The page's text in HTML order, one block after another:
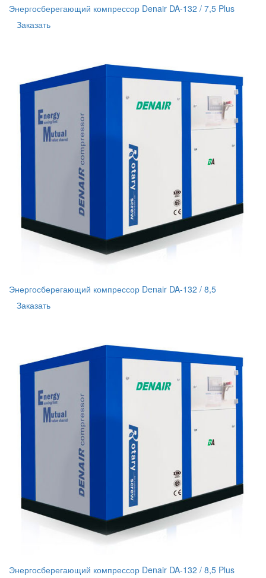
Энергосберегающий компрессор Denair DA-132 / 7,5 Plus
Заказать
Энергосберегающий компрессор Denair DA-132 / 8,5
Заказать
Энергосберегающий компрессор Denair DA-132 / 8,5 Plus